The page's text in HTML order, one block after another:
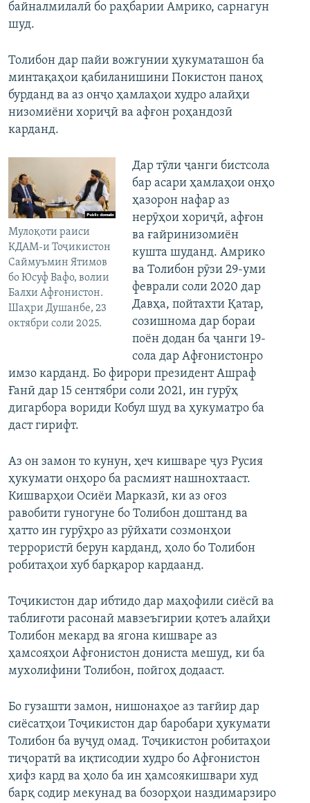
байналмилалӣ бо раҳбарии Амрико, сарнагун
шуд.
Толибон дар пайи вожгунии ҳукуматашон ба
минтақаҳои қабиланишини Покистон паноҳ
бурданд ва аз онҷо ҳамлаҳои худро алайҳи
низомиёни хориҷӣ ва афғон роҳандозӣ
карданд.
Мулоқоти раиси
КДАМ-и Тоҷикистон
Саймуъмин Ятимов
бо Юсуф Вафо, волии
Балхи Афғонистон.
Шаҳри Душанбе, 23
октябри соли 2025.
Дар тӯли ҷанги бистсола
бар асари ҳамлаҳои онҳо
ҳазорон нафар аз
нерӯҳои хориҷӣ, афғон
ва ғайринизомиён
кушта шуданд. Амрико
ва Толибон рӯзи 29-уми
феврали соли 2020 дар
Давҳа, пойтахти Қатар,
созишнома дар бораи
поён додан ба ҷанги 19-
сола дар Афғонистонро
имзо карданд. Бо фирори президент Ашраф
Ғанӣ дар 15 сентябри соли 2021, ин гурӯҳ
дигарбора вориди Кобул шуд ва ҳукуматро ба
даст гирифт.
Аз он замон то кунун, ҳеч кишваре ҷуз Русия
ҳукумати онҳоро ба расмият нашнохтааст.
Кишварҳои Осиёи Марказӣ, ки аз оғоз
равобити гуногуне бо Толибон доштанд ва
ҳатто ин гурӯҳро аз рӯйхати созмонҳои
террористӣ берун карданд, ҳоло бо Толибон
робитаҳои хуб барқарор кардаанд.
Тоҷикистон дар ибтидо дар маҳофили сиёсӣ ва
таблиғоти расонаӣ мавзеъгирии қотеъ алайҳи
Толибон мекард ва ягона кишваре аз
ҳамсояҳои Афғонистон дониста мешуд, ки ба
мухолифини Толибон, пойгоҳ додааст.
Бо гузашти замон, нишонаҳое аз тағйир дар
сиёсатҳои Тоҷикистон дар баробари ҳукумати
Толибон ба вуҷуд омад. Тоҷикистон робитаҳои
тиҷоратӣ ва иқтисодии худро бо Афғонистон
ҳифз кард ва ҳоло ба ин ҳамсоякишвари худ
барқ содир мекунад ва бозорҳои наздимарзиро